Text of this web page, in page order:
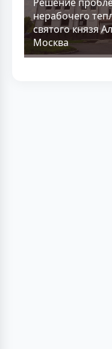
нерабочего
святого князя
Москва